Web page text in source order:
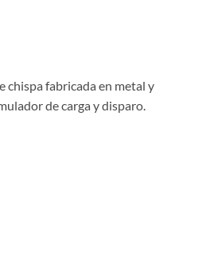
chispa fabricada en metal y
de carga y disparo.